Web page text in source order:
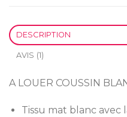
DESCRIPTION
AVIS (1)
A LOUER COUSSIN
Tissu mat blanc avec